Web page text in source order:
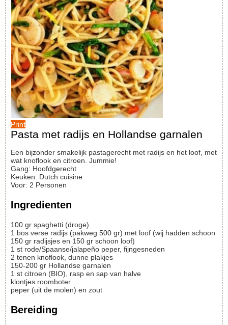
Print
Pasta met radijs en Hollandse garnalen
Een bijzonder smakelijk pastagerecht met radijs en het loof, met
wat knoflook en citroen. Jummie!
Gang: Hoofdgerecht
Keuken: Dutch cuisine
Voor: 2 Personen
Ingredienten
100 gr spaghetti (droge)
1 bos verse radijs (pakweg 500 gr) met loof (wij hadden schoon
150 gr radijsjes en 150 gr schoon loof)
1 st rode/Spaanse/jalapeño peper, fijngesneden
2 tenen knoflook, dunne plakjes
150-200 gr Hollandse garnalen
1 st citroen (BIO), rasp en sap van halve
klontjes roomboter
peper (uit de molen) en zout
Bereiding